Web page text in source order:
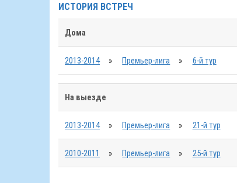
ИСТОРИЯ ВСТРЕЧ
Дома
2013-2014 » Премьер-лига » 6-й тур
На выезде
2013-2014 » Премьер-лига » 21-й тур
2010-2011 » Премьер-лига » 25-й тур